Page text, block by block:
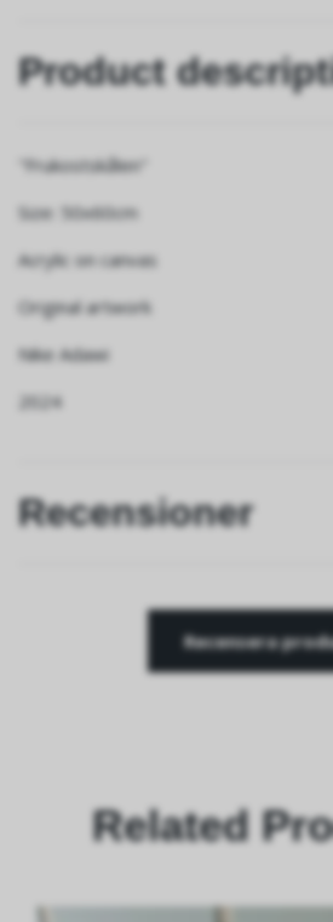
Product
"Frukostskålen"
Size: 50x60cm
Acrylic on canvas
Original artwork
Nike Adawi
2024
Recensioner
Recensera
Related